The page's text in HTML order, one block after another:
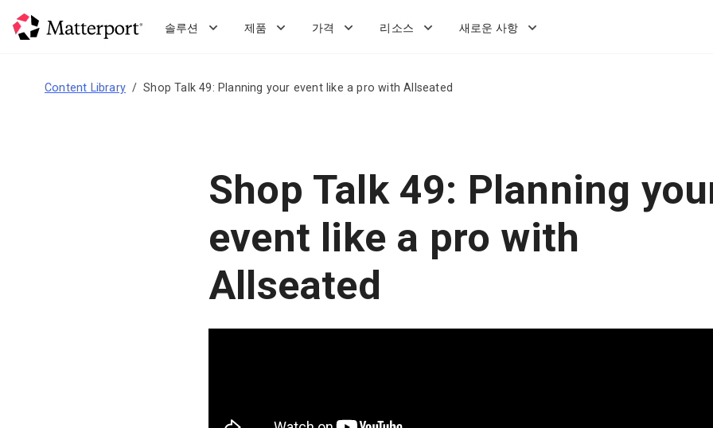
솔루션 제품 가격 리소스 새로운 사항
Content Library Shop Talk 49: Planning your event like a pro with Allseated
Shop Talk 49: Planning
event like a pro with
Allseated